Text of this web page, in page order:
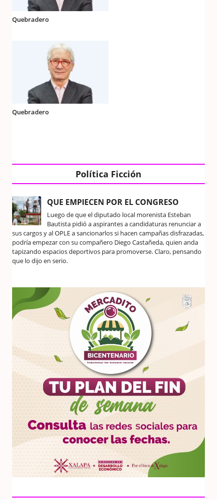
Quebradero
Quebradero
Política Ficción
QUE EMPIECEN POR EL CONGRESO
Luego de que el diputado local morenista Esteban
Bautista pidió a aspirantes a candidaturas renunciar a
sus cargos y al OPLE a sancionarlos si hacen campañas disfrazadas,
podría empezar con su compañero Diego Castañeda, quien anda
tapizando espacios deportivos para promoverse. Claro, pensando
que lo dijo en serio.